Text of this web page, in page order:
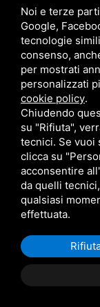
Via Caduti di
Rosignano
Sede
0583-
Via di Tiglio,
Noi e terze
Google,
tecnologie
consenso,
per mostrati
personalizzati
cookie policy.
Chiudendo
su "Rifiuta",
tecnici. Se vuoi
clicca su
acconsentire
da quelli
qualsiasi
effettuata.